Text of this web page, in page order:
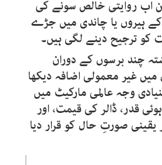
اب روایتی خالص سونے کی
ہیروں یا چاندی میں جڑے
کو ترجیح دینے لگی ہیں۔
چند برسوں کے دوران
غیر معمولی اضافہ دیکھا
وجہ عالمی مارکیٹ میں
قدر، ڈالر کی قیمت، اور
صورتِ حال کو قرار دیا